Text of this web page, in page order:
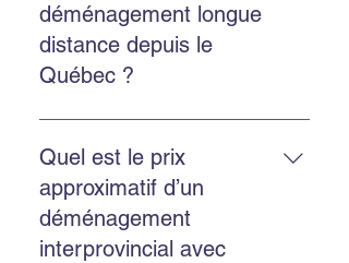
Instagram pour une réponse
rapide.
déménagement longue
distance depuis le
Québec ?
Oui. Easy Move réalise des
déménagements provinciaux et
internationaux depuis le Québec.
Contactez-nous pour une cotation
personnalisée.
Quel est le prix
approximatif d’un
déménagement
interprovincial avec